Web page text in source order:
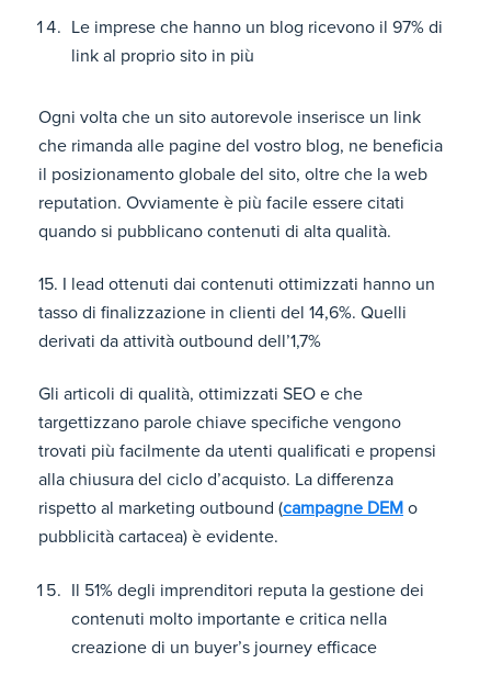
Le imprese che hanno un blog ricevono il 97% di
link al proprio sito in più
Ogni volta che un sito autorevole inserisce un link
che rimanda alle pagine del vostro blog, ne beneficia
il posizionamento globale del sito, oltre che la web
reputation. Ovviamente è più facile essere citati
quando si pubblicano contenuti di alta qualità.
15. I lead ottenuti dai contenuti ottimizzati hanno un
tasso di finalizzazione in clienti del 14,6%. Quelli
derivati da attività outbound dell’1,7%
Gli articoli di qualità, ottimizzati SEO e che
targettizzano parole chiave specifiche vengono
trovati più facilmente da utenti qualificati e propensi
alla chiusura del ciclo d’acquisto. La differenza
rispetto al marketing outbound (campagne DEM o
pubblicità cartacea) è evidente.
Il 51% degli imprenditori reputa la gestione dei
contenuti molto importante e critica nella
creazione di un buyer’s journey efficace